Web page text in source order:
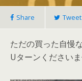
Share Tweet
ただの買った自慢
Uターンください